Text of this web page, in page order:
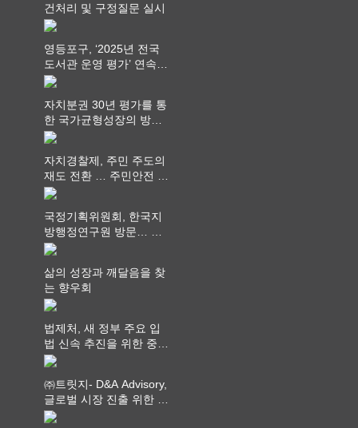
건처리 및 구정질문 실시
영등포구, ‘2025년 전국
도서관 운영 평가’ 연속
최고 영예 장관상에서 ‘대
자치분권 30년 평가를 통
한 국가균형성장의 방향
과 과제 논의
자치경찰제, 주민 주도의
재도 전환 … 주민안전 치
안서비스가 최우선 되어
국정기획위원회, 한국지
방행정연구원 방문… 국
가균형성장 논의
삶의 성장과 깨달음을 찾
는 향우회
법제처, 새 정부 주요 입
법 신속 추진을 위한 중앙
부처 법무담당관 회의 개
㈜트릿지- D&A Advisory,
글로벌 시장 진출 위한 전
략적 업무협약 체결